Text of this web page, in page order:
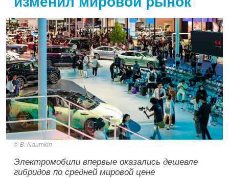
B. Naumkin
Электромобили впервые оказались дешевле
гибридов по средней мировой цене